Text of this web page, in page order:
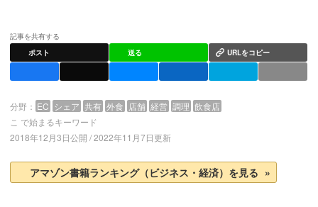
記事を共有する
ポスト
送る URLをコピー
分野： EC シェア 共有 外食 店舗 経営 調理 飲食店
こ で始まるキーワード
2018年12月3日公開 / 2022年11月7日更新
アマゾン書籍ランキング（ビジネス・経済）を見る